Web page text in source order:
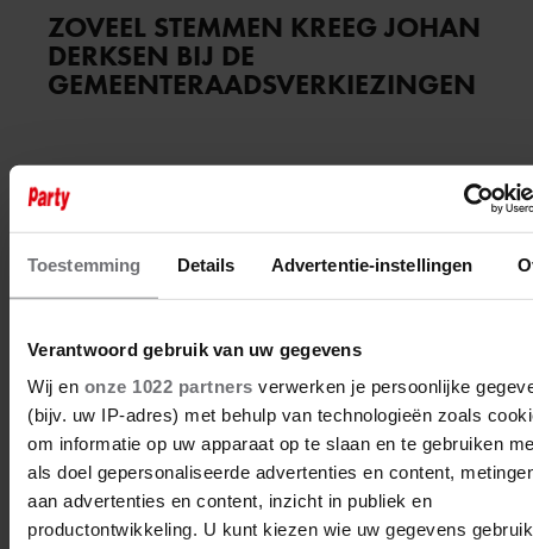
Toestemming Details Advertentie-instellingen
Verantwoord gebruik van uw gegevens
Wij en onze 1022 partners verwerken je persoonlijke
(bijv. uw IP-adres) met behulp van technologieën zoals
om informatie op uw apparaat op te slaan en te gebruiken
als doel gepersonaliseerde advertenties en content,
aan advertenties en content, inzicht in publiek en
productontwikkeling. U kunt kiezen wie uw gegevens
ZOVEEL STEMMEN KREEG JOHAN
DERKSEN BIJ DE
GEMEENTERAADSVERKIEZINGEN
18 maart 2026